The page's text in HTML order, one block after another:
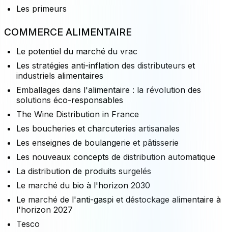
Les primeurs
COMMERCE ALIMENTAIRE
Le potentiel du marché du vrac
Les stratégies anti-inflation des distributeurs et
industriels alimentaires
Emballages dans l'alimentaire : la révolution des
solutions éco-responsables
The Wine Distribution in France
Les boucheries et charcuteries artisanales
Les enseignes de boulangerie et pâtisserie
Les nouveaux concepts de distribution automatique
La distribution de produits surgelés
Le marché du bio à l'horizon 2030
Le marché de l'anti-gaspi et déstockage alimentaire à
l'horizon 2027
Tesco